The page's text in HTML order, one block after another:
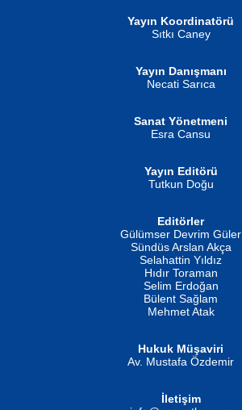
İSMAİL OKUTAN
Erkeklerin Kahrolması Ne Demektir
Evvel Zaman Tanrıçası...
Yayın Koordinatörü
Sıtkı Caney
Yayın Danışmanı
Necati Sarıca
Sanat Yönetmeni
Esra Cansu
Yayın Editörü
Tutkun Doğu
Editörler
Gülümser Devrim Güler
Sündüs Arslan Akça
Selahattin Yıldız
Hıdır Toraman
Selim Erdoğan
Bülent Sağlam
Mehmet Atak
Hukuk Müşaviri
Av. Mustafa Özdemir
İletişim